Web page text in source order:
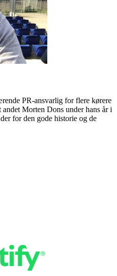
PR-ansvarlig for flere kørere
Morten Dons under hans år i
for den gode historie og de